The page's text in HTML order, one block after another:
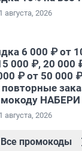
августа, 2026
6 000 ₽ от
000 ₽, 20 000
₽ от 50 000
повторные
НАБЕРИ
августа, 2026
Все промокоды